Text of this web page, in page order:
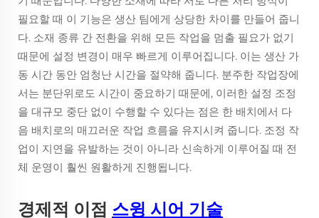
필요할 때 이 기능은 생산 팀에게 상당한 차이를 만들어 줍니
다. 소재 종류 간 전환을 위해 모든 작업을 멈출 필요가 없기
때문에 설정 변경이 매우 빠르게 이루어집니다. 이는 생산 가
동 시간 동안 엄청난 시간을 절약해 줍니다. 분주한 작업장에
서는 분단위로도 시간이 중요하기 때문에, 이러한 설정 조정
을 대규모 중단 없이 수행할 수 있다는 점은 한 배치에서 다
음 배치로의 매끄러운 작업 흐름을 유지시켜 줍니다. 조정 작
업이 지연을 유발하는 것이 아니라 신속하게 이루어질 때 전
체 운영이 훨씬 원활하게 진행됩니다.
경제적 이점 스윙 시어 기술